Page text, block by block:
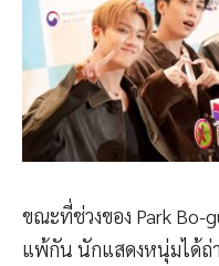
ขณะที่ช่วงของ Park Bo-
แพ้กัน นักแสดงหนุ่มได้ถ่